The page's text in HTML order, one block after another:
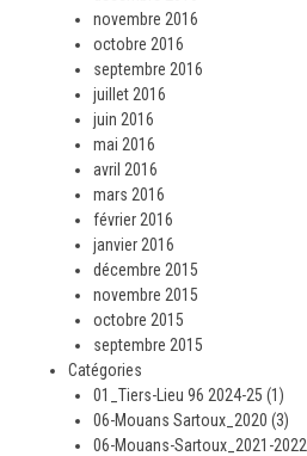
novembre 2016
octobre 2016
septembre 2016
juillet 2016
juin 2016
mai 2016
avril 2016
mars 2016
février 2016
janvier 2016
décembre 2015
novembre 2015
octobre 2015
septembre 2015
Catégories
01_Tiers-Lieu 96 2024-25 (1)
06-Mouans Sartoux_2020 (3)
06-Mouans-Sartoux_2021-2022